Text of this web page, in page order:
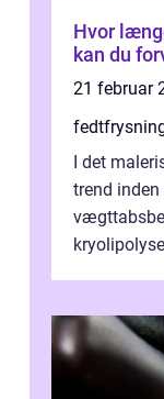
Hvor
kan du
21 februar
I det
trend